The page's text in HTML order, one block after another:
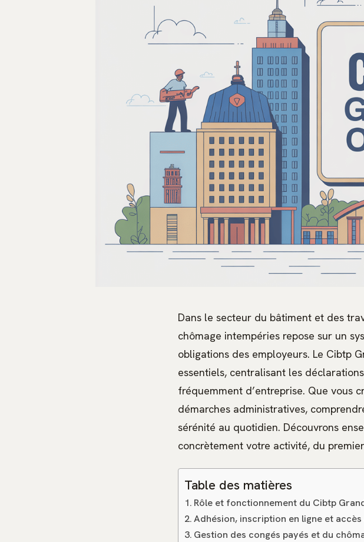
Dans le secteur du bâtiment et des
chômage intempéries repose sur un
obligations des employeurs. Le Cibtp
essentiels, centralisant les
fréquemment d’entreprise. Que vous
démarches administratives,
sérénité au quotidien. Découvrons
concrètement votre activité, du
Table des matières
Rôle et fonctionnement du Cibtp
Adhésion, inscription en ligne et
Gestion des congés payés et du